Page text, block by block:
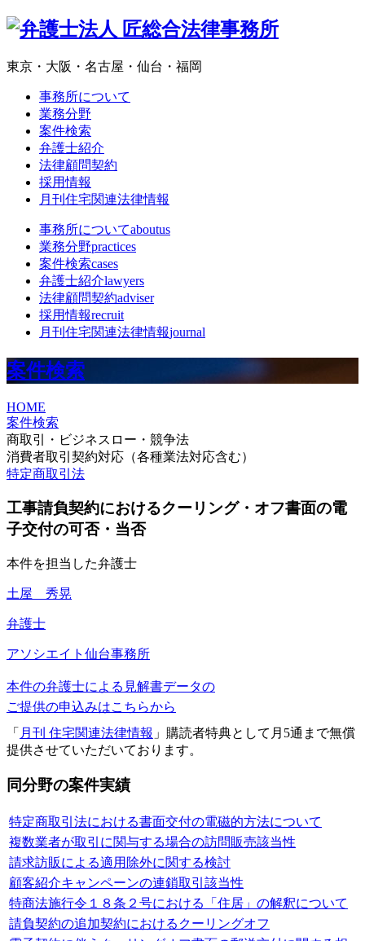
東京・大阪・名古屋・仙台・福岡
事務所について
業務分野
案件検索
弁護士紹介
法律顧問契約
採用情報
月刊住宅関連法律情報
事務所についてaboutus
業務分野practices
案件検索cases
弁護士紹介lawyers
法律顧問契約adviser
採用情報recruit
月刊住宅関連法律情報journal
案件検索
HOME
案件検索
商取引・ビジネスロー・競争法
消費者取引契約対応（各種業法対応含む）
特定商取引法
工事請負契約におけるクーリング・オフ書面の電
子交付の可否・当否
本件を担当した弁護士
土屋 秀晃
弁護士
アソシエイト 仙台事務所
本件の弁護士による見解書データの
ご提供の申込みはこちらから
「 月刊 住宅関連法律情報 」購読者特典として月5通まで無償
提供させていただいております。
同分野の案件実績
特定商取引法における書面交付の電磁的方法について
複数業者が取引に関与する場合の訪問販売該当性
請求訪販による適用除外に関する検討
顧客紹介キャンペーンの連鎖取引該当性
特商法施行令１８条２号における「住居」の解釈について
請負契約の追加契約におけるクーリングオフ